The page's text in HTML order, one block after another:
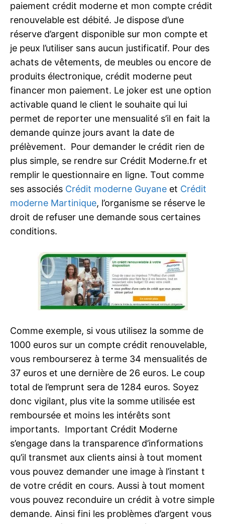
paiement crédit moderne et mon compte crédit
renouvelable est débité. Je dispose d’une
réserve d’argent disponible sur mon compte et
je peux l’utiliser sans aucun justificatif. Pour des
achats de vêtements, de meubles ou encore de
produits électronique, crédit moderne peut
financer mon paiement. Le joker est une option
activable quand le client le souhaite qui lui
permet de reporter une mensualité s’il en fait la
demande quinze jours avant la date de
prélèvement. Pour demander le crédit rien de
plus simple, se rendre sur Crédit Moderne.fr et
remplir le questionnaire en ligne. Tout comme
ses associés Crédit moderne Guyane et Crédit
moderne Martinique, l’organisme se réserve le
droit de refuser une demande sous certaines
conditions.
Comme exemple, si vous utilisez la somme de
1000 euros sur un compte crédit renouvelable,
vous rembourserez à terme 34 mensualités de
37 euros et une dernière de 26 euros. Le coup
total de l’emprunt sera de 1284 euros. Soyez
donc vigilant, plus vite la somme utilisée est
remboursée et moins les intérêts sont
importants. Important Crédit Moderne
s’engage dans la transparence d’informations
qu’il transmet aux clients ainsi à tout moment
vous pouvez demander une image à l’instant t
de votre crédit en cours. Aussi à tout moment
vous pouvez reconduire un crédit à votre simple
demande. Ainsi fini les problèmes d’argent vous